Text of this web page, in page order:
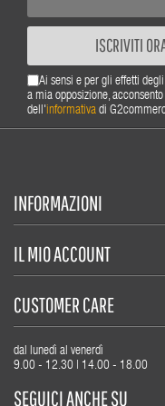
ISCRIVITI
Ai sensi e per gli effetti
a mia opposizione,
dell'informativa di
INFORMAZIONI
IL MIO ACCOUNT
CUSTOMER CARE
dal lunedì al venerdì
9.00 - 12.30 | 14.00 - 18.00
SEGUICI ANCHE SU